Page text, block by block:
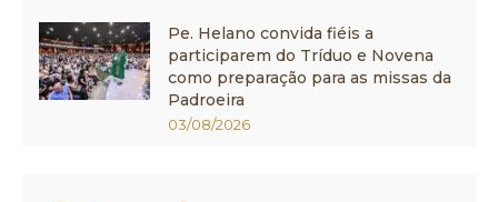
Pe. Helano convida fiéis a
participarem do Tríduo e Novena
como preparação para as missas da
Padroeira
03/08/2026